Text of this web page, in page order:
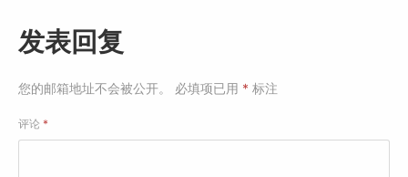
发表回复
您的邮箱地址不会被公开。 必填项已用 * 标注
评论 *